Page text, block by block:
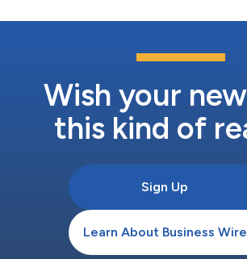
へと成長しました。私は、当社のチームと、
剤に至るまで、新規マイクロバイオーム医薬
構築してきたものを誇りに思っています。当
炎症性腸疾患の患者さんに対する新たな治療
将来的な潜在力...
Wish your
this kind of
Sign Up
Learn About Business Wire